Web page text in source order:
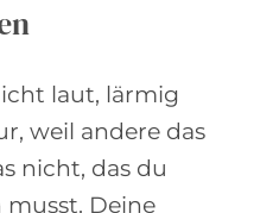
laut, lärmig
weil andere das
nicht, das du
musst. Deine